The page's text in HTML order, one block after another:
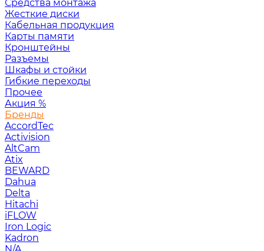
Средства монтажа
Жесткие диски
Кабельная продукция
Карты памяти
Кронштейны
Разъемы
Шкафы и стойки
Гибкие переходы
Прочее
Акция %
Бренды
AccordTec
Activision
AltCam
Atix
BEWARD
Dahua
Delta
Hitachi
iFLOW
Iron Logic
Kadron